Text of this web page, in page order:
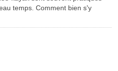
temps. Comment bien s'y